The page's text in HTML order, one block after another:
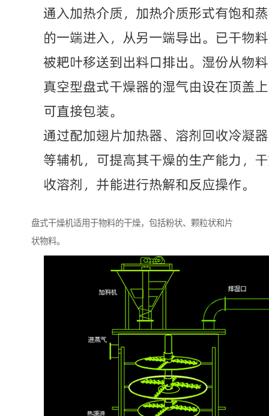
盘式干燥机适用于物料的干燥，包括粉状、颗粒状和片
状物料。